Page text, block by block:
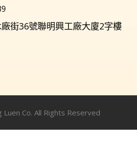
街36號聯明興工廠大廈2字樓
Luen Co. All Rights Reserved